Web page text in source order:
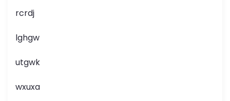
rcrdj
lghgw
utgwk
wxuxa